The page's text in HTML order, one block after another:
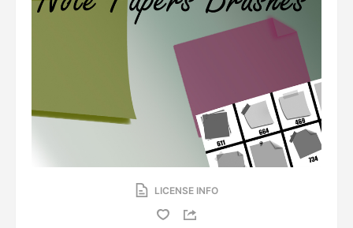
LICENSE INFO